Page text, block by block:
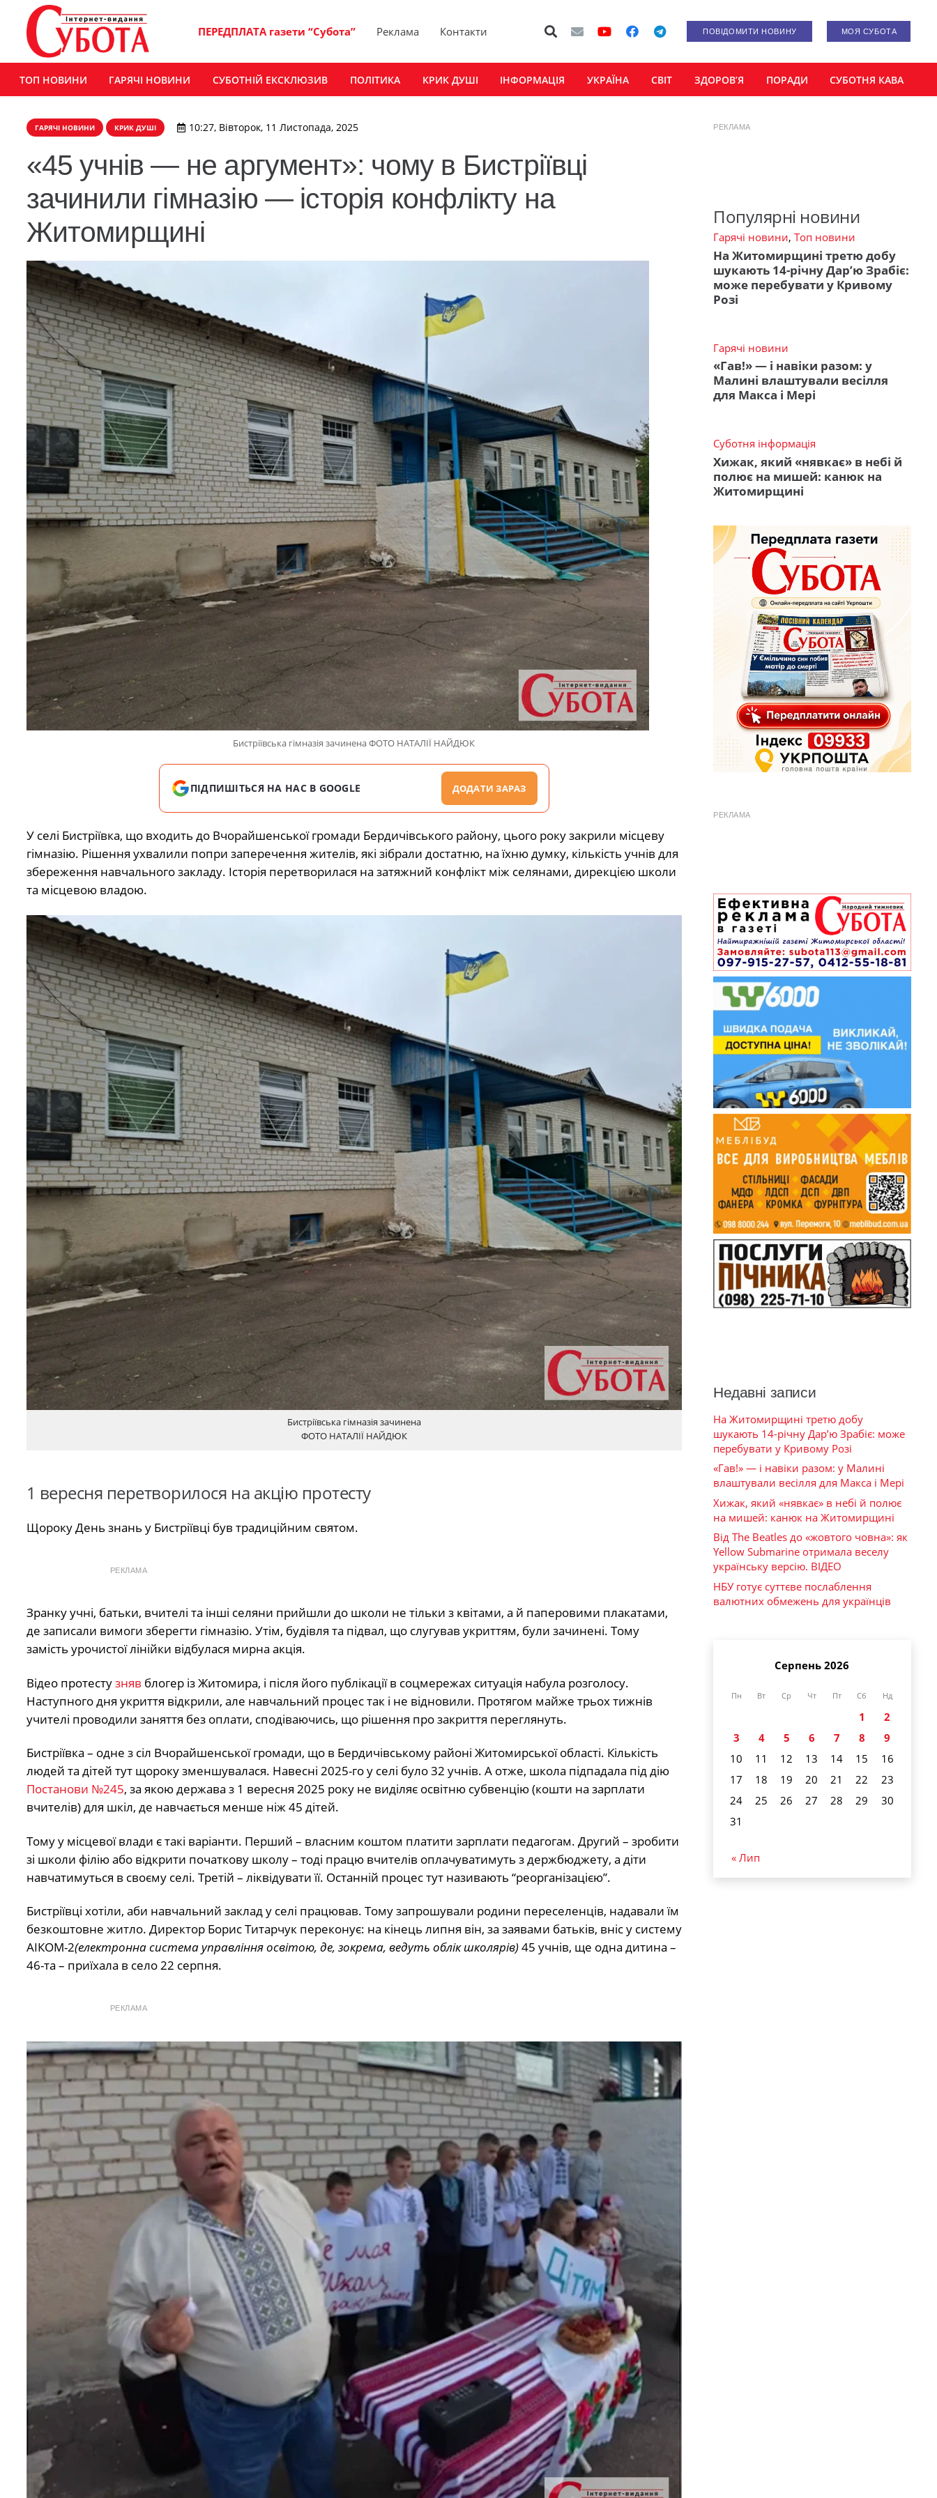
ПЕРЕДПЛАТА газети “Субота” Реклама Контакти ПОВІДОМИТИ НОВИНУ МОЯ СУБОТА
ТОП НОВИНИ ГАРЯЧІ НОВИНИ СУБОТНІЙ ЕКСКЛЮЗИВ ПОЛІТИКА КРИК ДУШІ ІНФОРМАЦІЯ УКРАЇНА СВІТ ЗДОРОВ’Я ПОРАДИ СУБОТНЯ КАВА
ГАРЯЧІ НОВИНИ КРИК ДУШІ 10:27, Вівторок, 11 Листопада, 2025
«45 учнів — не аргумент»: чому в Бистріївці
зачинили гімназію — історія конфлікту на
Житомирщині
Бистріївська гімназія зачинена ФОТО НАТАЛІЇ НАЙДЮК
ПІДПИШІТЬСЯ НА НАС В GOOGLE ДОДАТИ ЗАРАЗ
У селі Бистріївка, що входить до Вчорайшенської громади Бердичівського району, цього року закрили місцеву
гімназію. Рішення ухвалили попри заперечення жителів, які зібрали достатню, на їхню думку, кількість учнів для
збереження навчального закладу. Історія перетворилася на затяжний конфлікт між селянами, дирекцією школи
та місцевою владою.
Бистріївська гімназія зачинена
ФОТО НАТАЛІЇ НАЙДЮК
1 вересня перетворилося на акцію протесту
Щороку День знань у Бистріївці був традиційним святом.
РЕКЛАМА
Зранку учні, батьки, вчителі та інші селяни прийшли до школи не тільки з квітами, а й паперовими плакатами,
де записали вимоги зберегти гімназію. Утім, будівля та підвал, що слугував укриттям, були зачинені. Тому
замість урочистої лінійки відбулася мирна акція.
Відео протестузняв блогер із Житомира, і після його публікації в соцмережах ситуація набула розголосу.
Наступного дня укриття відкрили, але навчальний процес так і не відновили. Протягом майже трьох тижнів
учителі проводили заняття без оплати, сподіваючись, що рішення про закриття переглянуть.
Бистріївка – одне з сіл Вчорайшенської громади, що в Бердичівському районі Житомирської області. Кількість
людей та дітей тут щороку зменшувалася. Навесні 2025-го у селі було 32 учнів. А отже, школа підпадала під дію
Постанови №245, за якою держава з 1 вересня 2025 року не виділяє освітню субвенцію (кошти на зарплати
вчителів) для шкіл, де навчається менше ніж 45 дітей.
Тому у місцевої влади є такі варіанти. Перший – власним коштом платити зарплати педагогам. Другий – зробити
зі школи філію або відкрити початкову школу – тоді працю вчителів оплачуватимуть з держбюджету, а діти
навчатимуться в своєму селі. Третій – ліквідувати її. Останній процес тут називають “реорганізацією”.
Бистріївці хотіли, аби навчальний заклад у селі працював. Тому запрошували родини переселенців, надавали їм
безкоштовне житло. Директор Борис Титарчук переконує: на кінець липня він, за заявами батьків, вніс у систему
АІКОМ-2(електронна система управління освітою, де, зокрема, ведуть облік школярів)45 учнів, ще одна дитина –
46-та – приїхала в село 22 серпня.
РЕКЛАМА
РЕКЛАМА
Популярні новини
Гарячі новини, Топ новини
На Житомирщині третю добу
шукають 14-річну Дар’ю Зрабіє:
може перебувати у Кривому
Розі
Гарячі новини
«Гав!» — і навіки разом: у
Малині влаштували весілля
для Макса і Мері
Суботня інформація
Хижак, який «нявкає» в небі й
полює на мишей: канюк на
Житомирщині
РЕКЛАМА
Недавні записи
На Житомирщині третю добу
шукають 14-річну Дар’ю Зрабіє: може
перебувати у Кривому Розі
«Гав!» — і навіки разом: у Малині
влаштували весілля для Макса і Мері
Хижак, який «нявкає» в небі й полює
на мишей: канюк на Житомирщині
Від The Beatles до «жовтого човна»: як
Yellow Submarine отримала веселу
українську версію. ВІДЕО
НБУ готує суттєве послаблення
валютних обмежень для українців
Серпень 2026
Пн Вт Ср Чт Пт Сб Нд
1
2
3
4 5 6 7 8
9
10
11 12 13 14 15
16
17
18 19 20 21 22
23
24
25 26 27 28 29
30
31
« Лип